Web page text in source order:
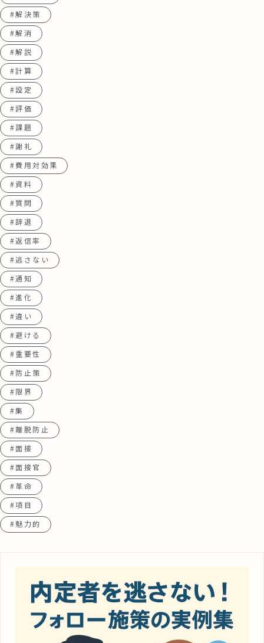
#解決策
#解消
#解説
#計算
#設定
#評価
#課題
#謝礼
#費用対効果
#資料
#質問
#辞退
#返信率
#逃さない
#通知
#進化
#違い
#避ける
#重要性
#防止策
#限界
#集
#離脱防止
#面接
#面接官
#革命
#項目
#魅力的